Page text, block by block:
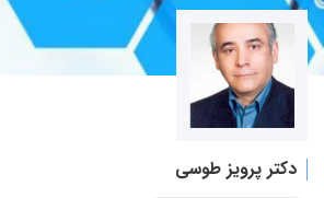
دکتر پرویز طوسی